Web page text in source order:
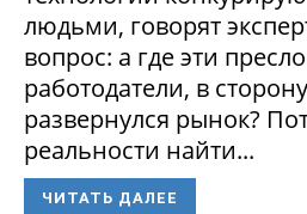
людьми, говорят
вопрос: а где эти
работодатели, в
развернулся рынок?
реальности найти...
ЧИТАТЬ ДАЛЕЕ